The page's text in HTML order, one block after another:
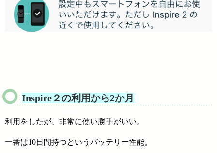
Inspire２の利用から2か月
利用をしたが、非常に使い勝手がいい。
一番は10日間持つというバッテリー性能。